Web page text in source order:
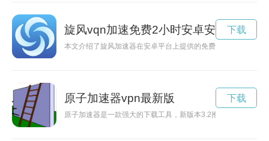
旋风vqn加速免费2小时安卓安装包
本文介绍了旋风加速器在安卓平台上提供的免费2小时版下载服
下载
原子加速器vpn最新版
原子加速器是一款强大的下载工具，新版本3.2推出，功能更加
下载